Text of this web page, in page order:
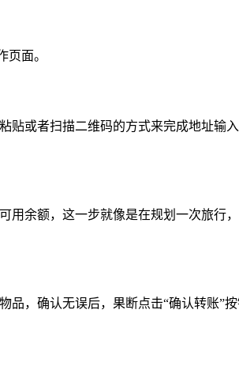
面。
或者扫描二维码的方式来完成地址输
余额，这一步就像是在规划一次旅行
，确认无误后，果断点击“确认转账”